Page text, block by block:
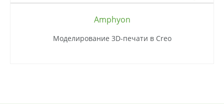
Amphyon
Моделирование 3D-печати в Creo